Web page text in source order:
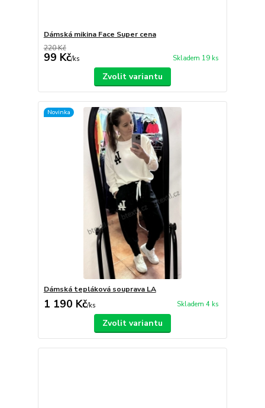
Dámská mikina Face Super cena
220 Kč
99 Kč/ks Skladem 19 ks
Zvolit variantu
Novinka
Dámská tepláková souprava LA
1 190 Kč/ks Skladem 4 ks
Zvolit variantu